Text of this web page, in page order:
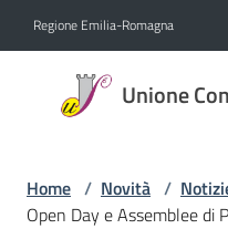
Regione Emilia-Romagna
Unione
Unione
Comuni
Sorbara
Home / Novità /
Open Day e Assemblee di